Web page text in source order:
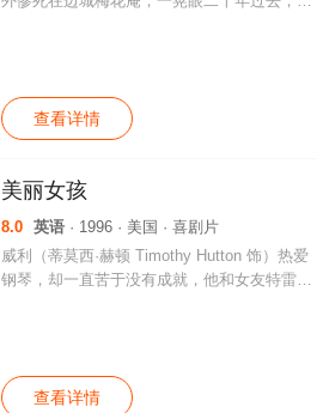
终于获得了高英培的信任，掌握了伪钞集团的
（陈勋奇 饰）是白天羽和花白凤的儿子，他
于偶然之中同傅红雪相遇，两人结伴而行。叶
开爱上了万马堂堂主马空群的女儿马芳玲（袁
言的傅红雪，三人被卷入了一段复杂的三角关
系之中。最终，两人终于发现，害死白天羽
的，竟然正是白天羽信赖的挚友马空群。愤怒
的傅红雪想要杀死马空群，却遭到了叶开的阻
拦。
查看详情
美丽女孩
8.0 英语 · 1996 · 美国 · 喜剧片
威利（蒂莫西·赫顿 Timothy Hutton 饰）热爱
钢琴，却一直苦于没有成就，他和女友特雷西
然让威利开始以一种全新的目光重新审视自己
的生活。 汤米（马特·狄龙 Matt Dillon 饰）难
查看详情